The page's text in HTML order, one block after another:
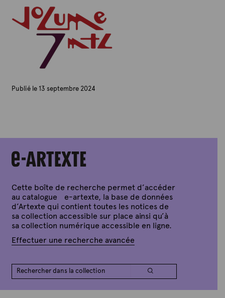
Publié le 13 septembre 2024
e
x
e
Cette boîte de recherche permet d’accéder
au catalogue e-artexte, la base de données
d’Artexte qui contient toutes les notices de
sa collection accessible sur place ainsi qu’à
sa collection numérique accessible en ligne.
Effectuer une recherche avancée